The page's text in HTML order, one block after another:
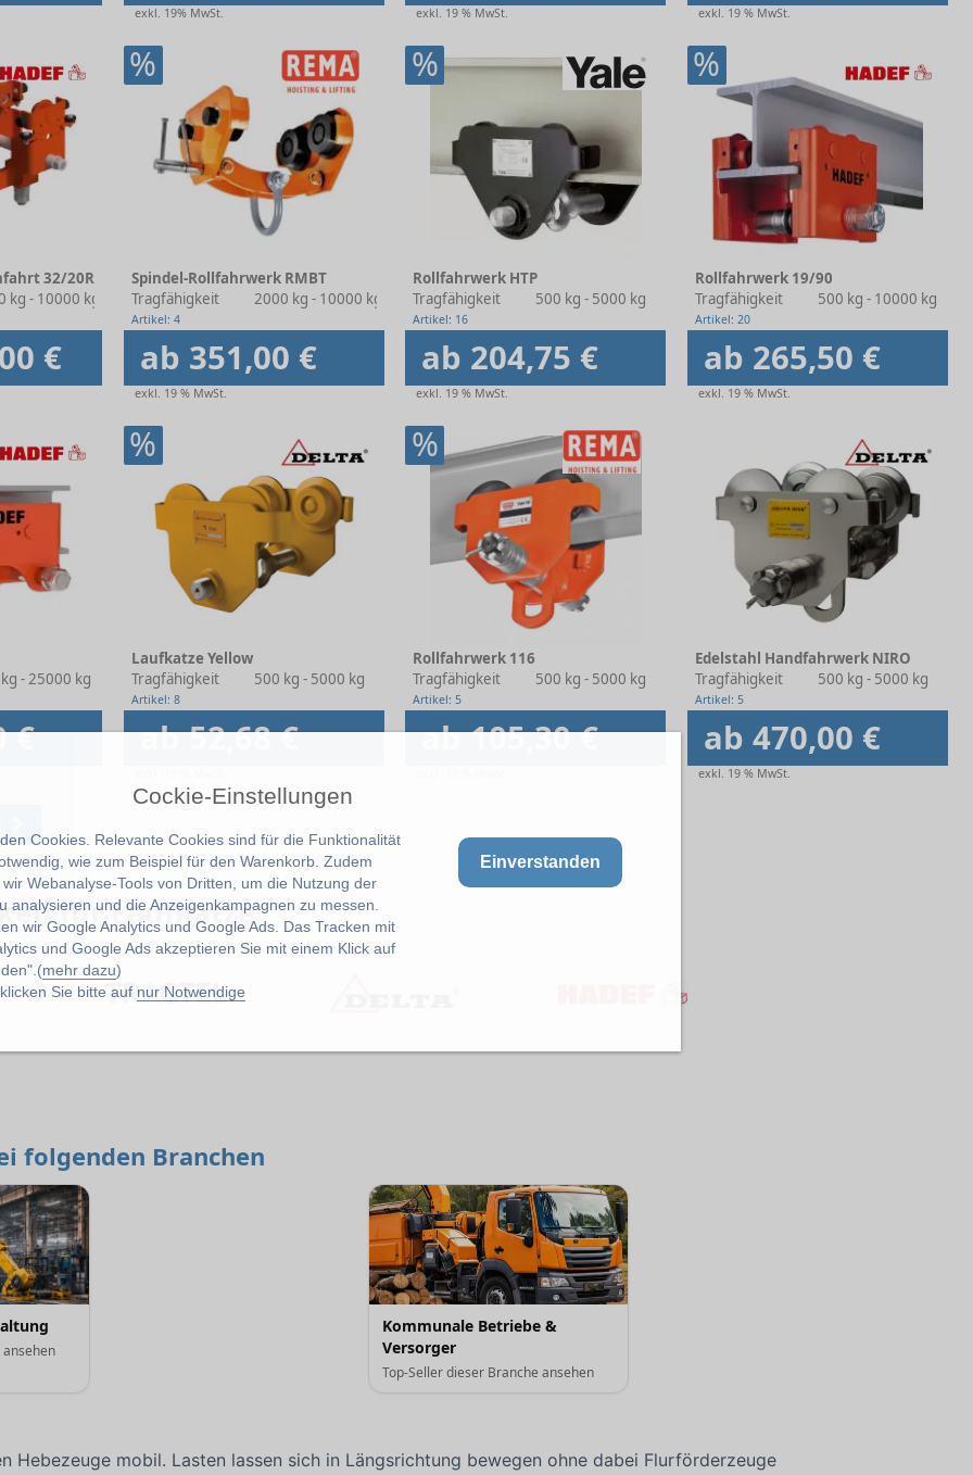
Cockie-Einstellungen
Cookies. Relevante Cookies sind für die Funktionalität
wie zum Beispiel für den Warenkorb. Zudem
Webanalyse-Tools von Dritten, um die Nutzung der
analysieren und die Anzeigenkampagnen zu messen.
wir Google Analytics und Google Ads. Das Tracken mit
und Google Ads akzeptieren Sie mit einem Klick auf
mehr dazu)
Sie bitte auf nur Notwendige
Einverstanden
exkl. 19% MwSt. exkl. 19 % MwSt. exkl. 19 % MwSt.
32/20R
kg - 10000 kg
€
%
Spindel-Rollfahrwerk RMBT
Tragfähigkeit
2000 kg - 10000 kg
Artikel: 4
ab 351,00 €
exkl. 19 % MwSt.
%
Rollfahrwerk HTP
Tragfähigkeit
500 kg - 5000 kg
Artikel: 16
ab 204,75 €
exkl. 19 % MwSt.
%
Rollfahrwerk 19/90
Tragfähigkeit
500 kg - 10000 kg
Artikel: 20
ab 265,50 €
exkl. 19 % MwSt.
- 25000 kg
€
%
Laufkatze Yellow
Tragfähigkeit
500 kg - 5000 kg
Artikel: 8
ab 52,68 €
%
Rollfahrwerk 116
Tragfähigkeit
500 kg - 5000 kg
Artikel: 5
ab 105,30 €
Edelstahl Handfahrwerk NIRO
Tragfähigkeit
500 kg - 5000 kg
Artikel: 5
ab 470,00 €
exkl. 19 % MwSt.
für Laufkatze
folgenden Branchen
Kommunale Betriebe &
Versorger
Top-Seller dieser Branche ansehen
Hebezeuge mobil. Lasten lassen sich in Längsrichtung bewegen ohne dabei Flurförderzeuge